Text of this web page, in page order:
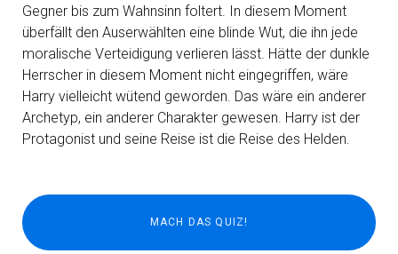
Gegner bis zum Wahnsinn foltert. In diesem Moment
überfällt den Auserwählten eine blinde Wut, die ihn jede
moralische Verteidigung verlieren lässt. Hätte der dunkle
Herrscher in diesem Moment nicht eingegriffen, wäre
Harry vielleicht wütend geworden. Das wäre ein anderer
Archetyp, ein anderer Charakter gewesen. Harry ist der
Protagonist und seine Reise ist die Reise des Helden.